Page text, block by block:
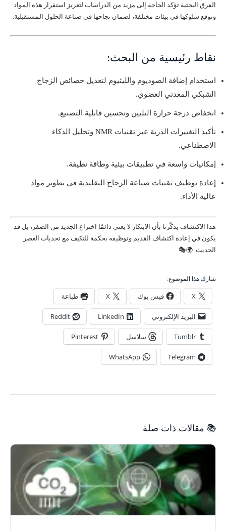
الفرق البحثية تؤكد الحاجة إلى مزيد من الدراسات لتعزيز استقرار هذه المواد
وتوقع سلوكها في بيئات مختلفة، لضمان نجاحها في صناعة الحلول المستقبلية.
نقاط رئيسية من البحث:
استخدام إضافة الصوديوم والليثيوم لتعديل خصائص الزجاج
الشبكي المعدني العضوي.
انخفاض درجة حرارة التليين وتحسين قابلية التصنيع.
تأكيد التغييرات الذرية عبر تقنيات NMR وتحليل الذكاء
الاصطناعي.
إمكانيات واسعة في تطبيقات بيئية وطاقة نظيفة.
إعادة توظيف تقنيات صناعة الزجاج التقليدية في تطوير مواد
عالية الأداء.
هذا الاكتشاف يذكّرنا بأن الابتكار لا يعني دائمًا اختراع الجديد من الصفر، بل قد
يكون في إعادة اكتشاف القديم وتوظيفه بحكمة للتكيف مع تحديات العصر
الحديث. 🌍🎭
شارك هذا الموضوع:
X فيس بوك X طباعة
البريد الإلكتروني LinkedIn
Reddit
Tumblr سلاسل Pinterest
Telegram
WhatsApp
📚 مقالات ذات صلة